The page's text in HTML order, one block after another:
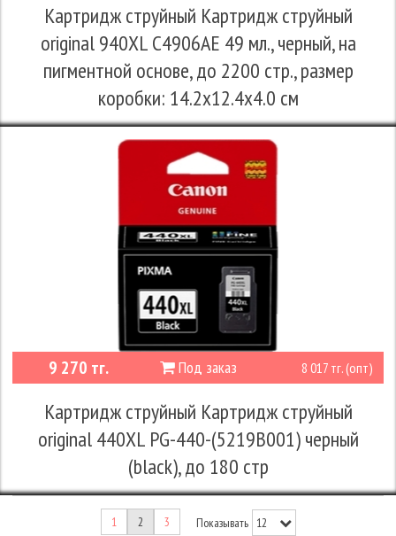
Картридж струйный Картридж струйный
original 940XL C4906AE 49 мл., черный, на
пигментной основе, до 2200 стр., размер
коробки: 14.2x12.4x4.0 см
Под заказ
9 270 тг. 8 017 тг. (опт)
Картридж струйный Картридж струйный
original 440XL PG-440-(5219B001) черный
(black), до 180 стр
1 2 3 Показывать